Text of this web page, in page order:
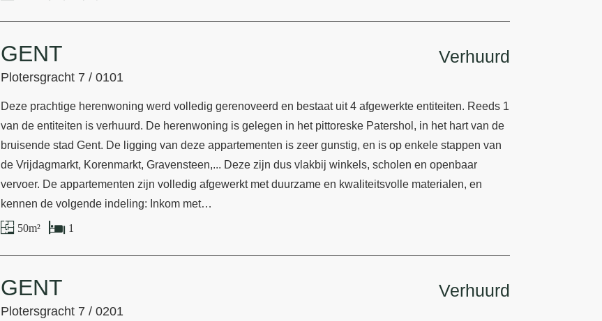
GENT
Plotersgracht 7 / 0101
Verhuurd
Deze prachtige herenwoning werd volledig gerenoveerd en bestaat uit 4 afgewerkte entiteiten. Reeds 1
van de entiteiten is verhuurd. De herenwoning is gelegen in het pittoreske Patershol, in het hart van de
bruisende stad Gent. De ligging van deze appartementen is zeer gunstig, en is op enkele stappen van
de Vrijdagmarkt, Korenmarkt, Gravensteen,... Deze zijn dus vlakbij winkels, scholen en openbaar
vervoer. De appartementen zijn volledig afgewerkt met duurzame en kwaliteitsvolle materialen, en
kennen de volgende indeling: Inkom met…
50 m² 1
GENT
Plotersgracht 7 / 0201
Verhuurd